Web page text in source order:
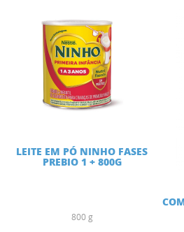
LEITE EM PÓ NINHO FASES
PREBIO 1 + 800G
800 g